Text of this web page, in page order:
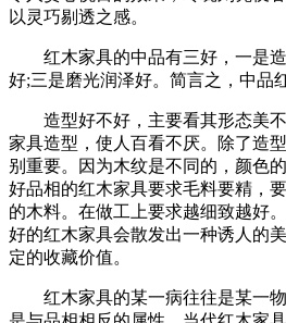
以灵巧剔透之感。
红木家具的中品有三好，一是造
好;三是磨光润泽好。简言之，中品
造型好不好，主要看其形态美不
家具造型，使人百看不厌。除了造
别重要。因为木纹是不同的，颜色
好品相的红木家具要求毛料要精，
的木料。在做工上要求越细致越好
好的红木家具会散发出一种诱人的
定的收藏价值。
红木家具的某一病往往是某一物